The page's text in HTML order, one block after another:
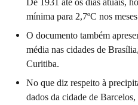
mínima para 2,7ºC nos
O documento também
média nas cidades de
Curitiba.
No que diz respeito à
dados da cidade de